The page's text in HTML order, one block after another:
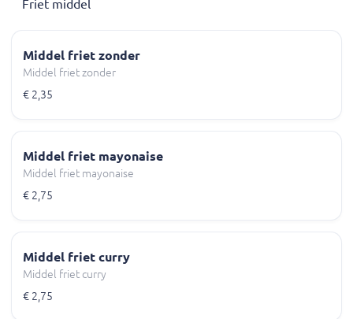
Friet middel
Middel friet zonder
Middel friet zonder
€ 2,35
Middel friet mayonaise
Middel friet mayonaise
€ 2,75
Middel friet curry
Middel friet curry
€ 2,75